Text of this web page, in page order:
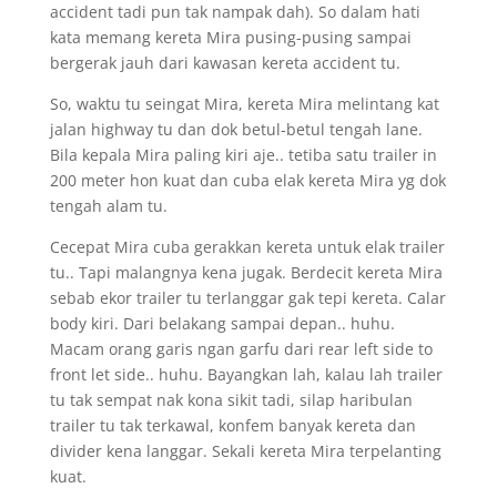
accident tadi pun tak nampak dah). So dalam hati
kata memang kereta Mira pusing-pusing sampai
bergerak jauh dari kawasan kereta accident tu.
So, waktu tu seingat Mira, kereta Mira melintang kat
jalan highway tu dan dok betul-betul tengah lane.
Bila kepala Mira paling kiri aje.. tetiba satu trailer in
200 meter hon kuat dan cuba elak kereta Mira yg dok
tengah alam tu.
Cecepat Mira cuba gerakkan kereta untuk elak trailer
tu.. Tapi malangnya kena jugak. Berdecit kereta Mira
sebab ekor trailer tu terlanggar gak tepi kereta. Calar
body kiri. Dari belakang sampai depan.. huhu.
Macam orang garis ngan garfu dari rear left side to
front let side.. huhu. Bayangkan lah, kalau lah trailer
tu tak sempat nak kona sikit tadi, silap haribulan
trailer tu tak terkawal, konfem banyak kereta dan
divider kena langgar. Sekali kereta Mira terpelanting
kuat.